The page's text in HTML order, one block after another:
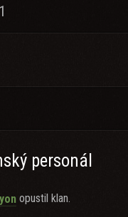
personál
opustil klan.